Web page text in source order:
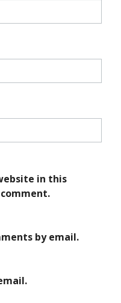
in this
by email.